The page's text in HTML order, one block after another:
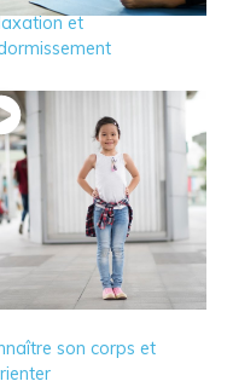
et
– qu’est ce que
corporel de
son corps et